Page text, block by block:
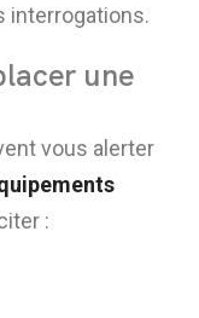
interrogations.
une
vous alerter
: